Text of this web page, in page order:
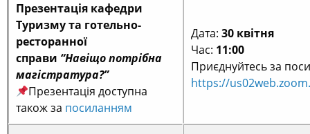
Презентація кафедри
Туризму та готельно-
ресторанної
справи “Навіщо потрібна
магістратура?”
Презентація доступна
також за посиланням
Дата: 30 квітня
Час: 11:00
Приєднуйтесь за
https://